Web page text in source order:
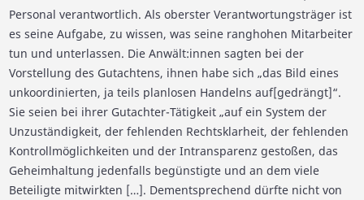
Personal verantwortlich. Als oberster Verantwortungsträger ist
es seine Aufgabe, zu wissen, was seine ranghohen Mitarbeiter
tun und unterlassen. Die Anwält:innen sagten bei der
Vorstellung des Gutachtens, ihnen habe sich „das Bild eines
unkoordinierten, ja teils planlosen Handelns auf[gedrängt]“.
Sie seien bei ihrer Gutachter-Tätigkeit „auf ein System der
Unzuständigkeit, der fehlenden Rechtsklarheit, der fehlenden
Kontrollmöglichkeiten und der Intransparenz gestoßen, das
Geheimhaltung jedenfalls begünstigte und an dem viele
Beteiligte mitwirkten […]. Dementsprechend dürfte nicht von